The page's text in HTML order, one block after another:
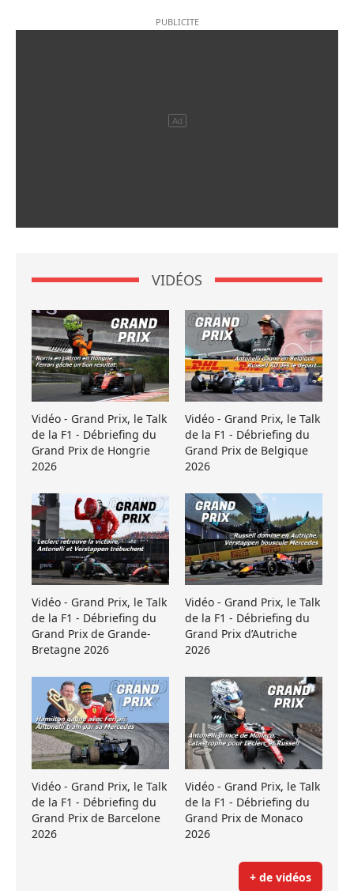
VIDÉOS
Vidéo - Grand Prix, le Talk
de la F1 - Débriefing du
Grand Prix de Hongrie
2026
Vidéo - Grand Prix, le Talk
de la F1 - Débriefing du
Grand Prix de Belgique
2026
Vidéo - Grand Prix, le Talk
de la F1 - Débriefing du
Grand Prix de Grande-
Bretagne 2026
Vidéo - Grand Prix, le Talk
de la F1 - Débriefing du
Grand Prix d’Autriche
2026
Vidéo - Grand Prix, le Talk
de la F1 - Débriefing du
Grand Prix de Barcelone
2026
Vidéo - Grand Prix, le Talk
de la F1 - Débriefing du
Grand Prix de Monaco
2026
+ de vidéos